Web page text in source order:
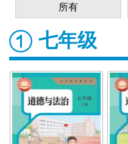
所有
七年级